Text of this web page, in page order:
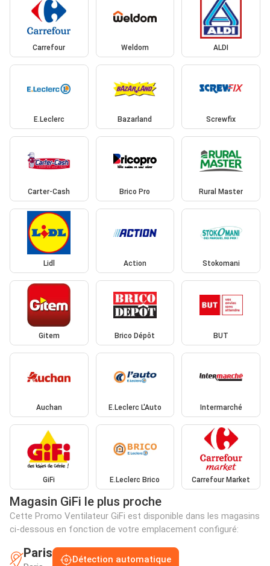
Carrefour Weldom ALDI
E.Leclerc Bazarland Screwfix
Carter-Cash Brico Pro Rural Master
Lidl Action Stokomani
Gitem Brico Dépôt BUT
Auchan E.Leclerc L'Auto Intermarché
GiFi E.Leclerc Brico Carrefour Market
Magasin GiFi le plus proche
Cette Promo Ventilateur GiFi est disponible dans les magasins
ci-dessous en fonction de votre emplacement configuré:
Paris Détection automatique